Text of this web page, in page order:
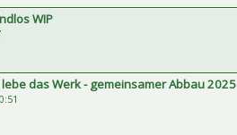
WIP
das Werk - gemeinsamer Abbau 2025